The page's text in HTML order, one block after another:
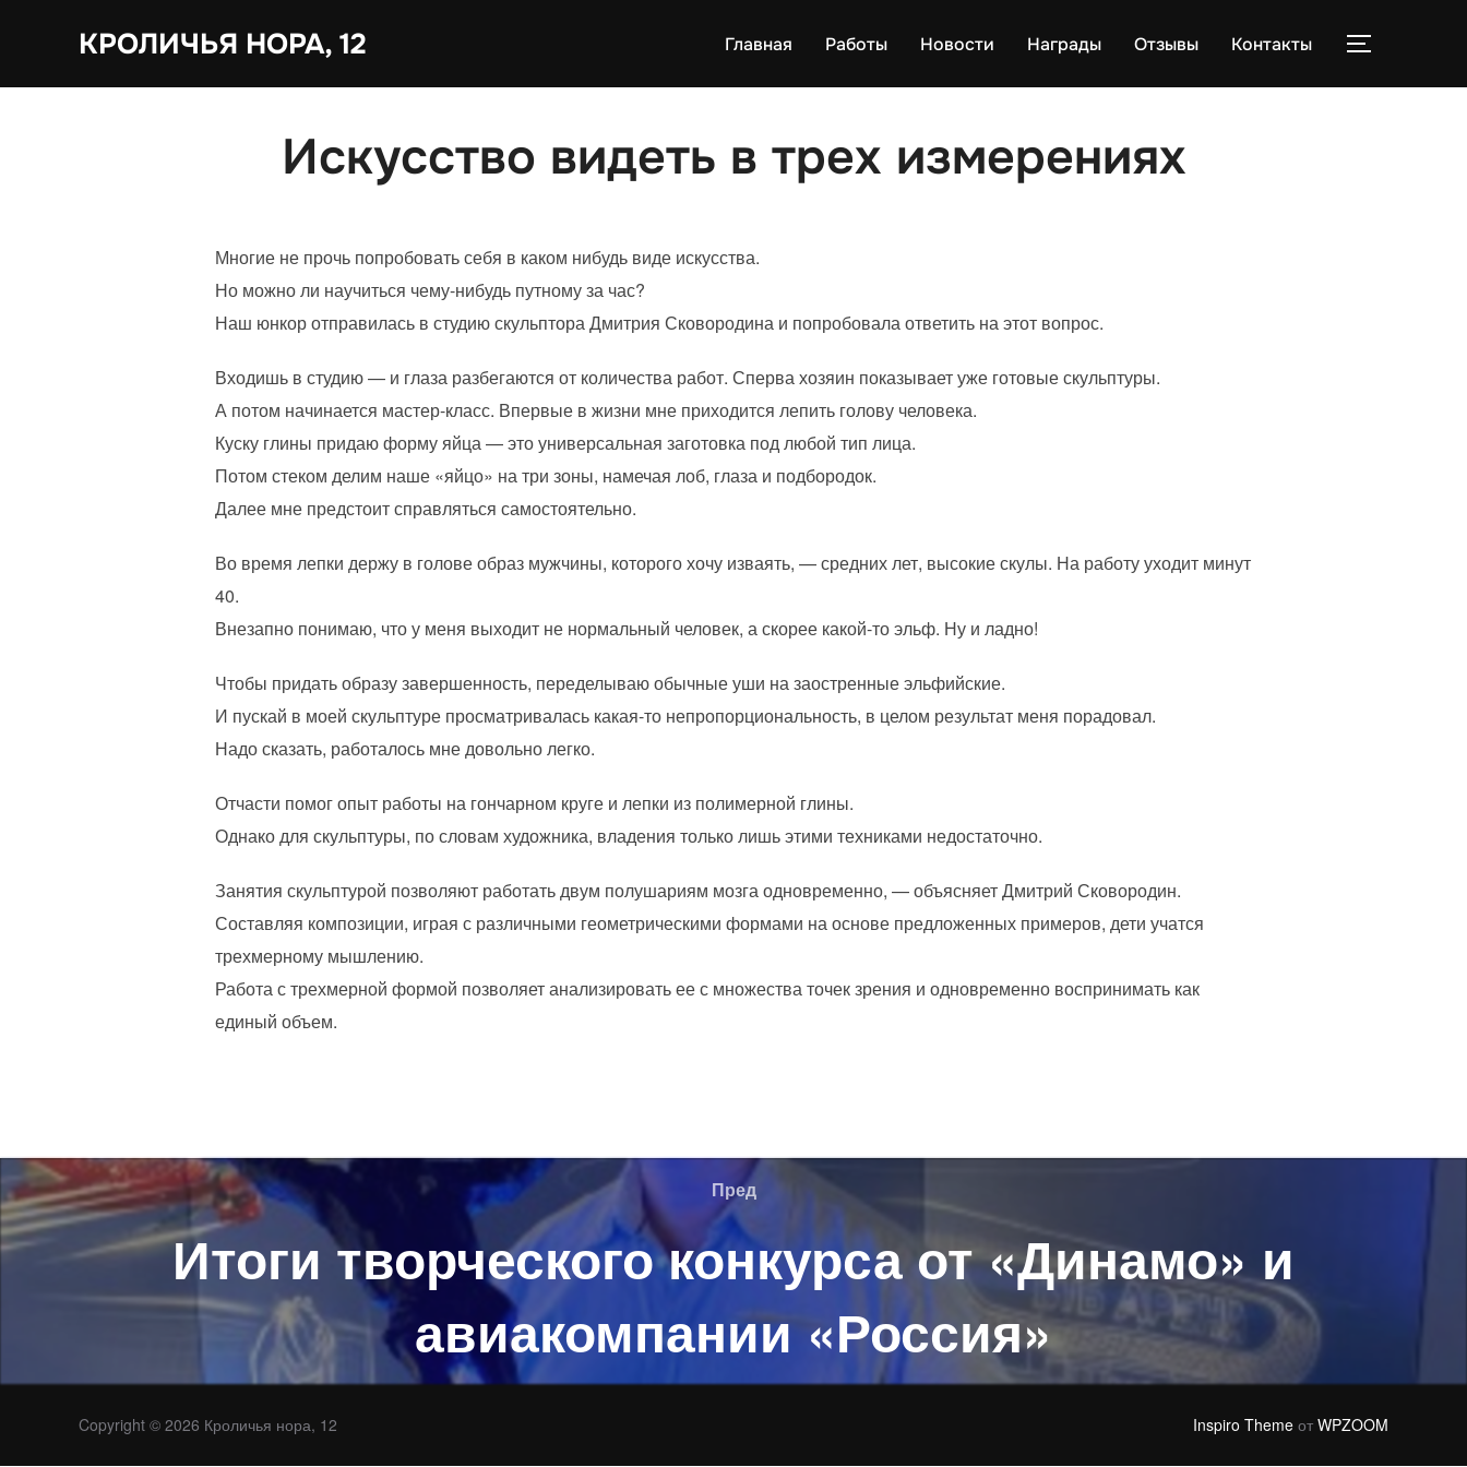
КРОЛИЧЬЯ НОРА, 12 Главная Работы Новости Награды Отзывы Контакты
Искусство видеть в трех измерениях
Многие не прочь попробовать себя в каком нибудь виде искусства.
Но можно ли научиться чему-нибудь путному за час?
Наш юнкор отправилась в студию скульптора Дмитрия Сковородина и попробовала ответить на этот вопрос.
Входишь в студию — и глаза разбегаются от количества работ. Сперва хозяин показывает уже готовые скульптуры.
А потом начинается мастер-класс. Впервые в жизни мне приходится лепить голову человека.
Куску глины придаю форму яйца — это универсальная заготовка под любой тип лица.
Потом стеком делим наше «яйцо» на три зоны, намечая лоб, глаза и подбородок.
Далее мне предстоит справляться самостоятельно.
Во время лепки держу в голове образ мужчины, которого хочу изваять, — средних лет, высокие скулы. На работу уходит минут
40.
Внезапно понимаю, что у меня выходит не нормальный человек, а скорее какой-то эльф. Ну и ладно!
Чтобы придать образу завершенность, переделываю обычные уши на заостренные эльфийские.
И пускай в моей скульптуре просматривалась какая-то непропорциональность, в целом результат меня порадовал.
Надо сказать, работалось мне довольно легко.
Отчасти помог опыт работы на гончарном круге и лепки из полимерной глины.
Однако для скульптуры, по словам художника, владения только лишь этими техниками недостаточно.
Занятия скульптурой позволяют работать двум полушариям мозга одновременно, — объясняет Дмитрий Сковородин.
Составляя композиции, играя с различными геометрическими формами на основе предложенных примеров, дети учатся
трехмерному мышлению.
Работа с трехмерной формой позволяет анализировать ее с множества точек зрения и одновременно воспринимать как
единый объем.
Навигация
по
записям
Пред
Пред
Итоги творческого конкурса от «Динамо» и
авиакомпании «Россия»
Copyright © 2026 Кроличья нора, 12 Inspiro Theme от WPZOOM